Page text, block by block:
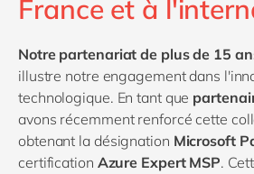
France et à
Notre partenariat de plus de 15
illustre notre engagement dans
technologique. En tant que
avons récemment renforcé cette
obtenant la désignation Microsoft
certification Azure Expert MSP.